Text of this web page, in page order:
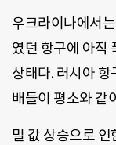
우크라이나에서
였던 항구에 아직
상태다. 러시아
배들이 평소와 같
밀 값 상승으로